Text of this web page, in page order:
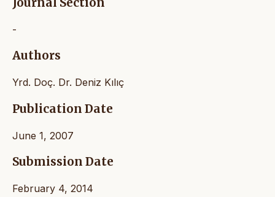
-
Authors
Yrd. Doç. Dr. Deniz Kılıç
Publication Date
June 1, 2007
Submission Date
February 4, 2014